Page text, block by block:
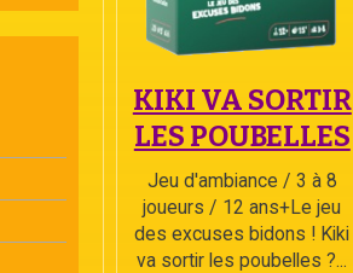
KIKI VA SORTIR
LES POUBELLES
Jeu d'ambiance / 3 à 8
joueurs / 12 ans+Le jeu
des excuses bidons ! Kiki
va sortir les poubelles ?...